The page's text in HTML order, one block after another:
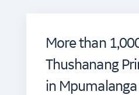
More than
Thushanang
in